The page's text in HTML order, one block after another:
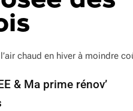
chaud en hiver à moindre
& Ma prime rénov’